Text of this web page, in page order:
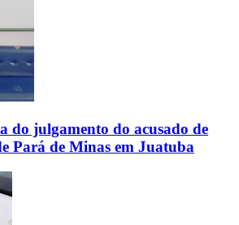
do julgamento do acusado de
Pará de Minas em Juatuba